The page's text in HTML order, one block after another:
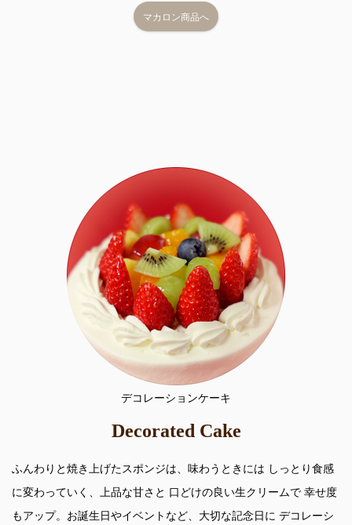
マカロン商品へ
デコレーションケーキ
Decorated Cake
ふんわりと焼き上げたスポンジは、味わうときには しっとり食感
に変わっていく、上品な甘さと 口どけの良い生クリームで 幸せ度
もアップ。お誕生日やイベントなど、大切な記念日に デコレーシ